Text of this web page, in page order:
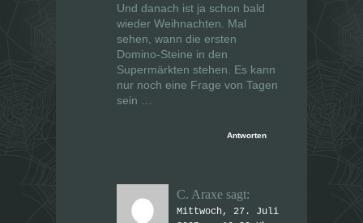
Und danach ist ja schon bald
wieder Weihnachten. Mal
sehen, wann die ersten
Domino-Steine in den
Supermärkten stehen. Es kann
nur noch eine Frage von Tagen
sein …
Antworten
C. Araxe sagt:
Mittwoch, 27. Juli